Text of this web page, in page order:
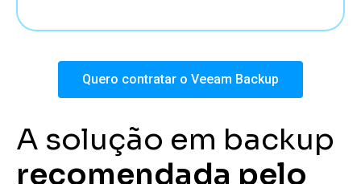
Quero contratar o Veeam Backup
A solução em backup
recomendada pelo